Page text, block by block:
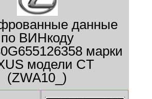
данные
по ВИНкоду
марки
модели CT
(ZWA10_)